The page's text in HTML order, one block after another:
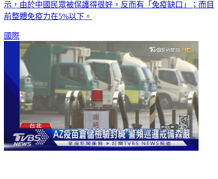
示，由於中國民眾被保護得很好，反而有「免疫缺口」；而目
前整體免疫力在5%以下。
國際